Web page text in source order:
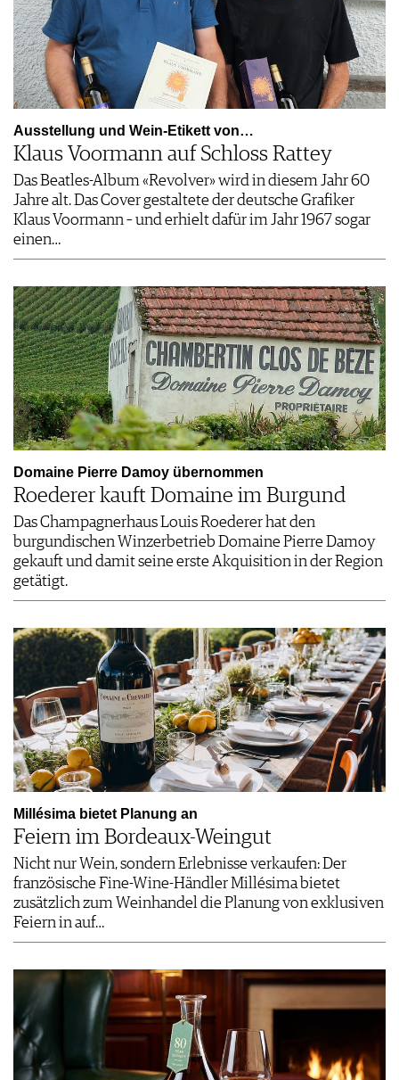
Ausstellung und Wein-Etikett von…
Klaus Voormann auf Schloss Rattey
Das Beatles-Album «Revolver» wird in diesem Jahr 60
Jahre alt. Das Cover gestaltete der deutsche Grafiker
Klaus Voormann – und erhielt dafür im Jahr 1967 sogar
einen…
Domaine Pierre Damoy übernommen
Roederer kauft Domaine im Burgund
Das Champagnerhaus Louis Roederer hat den
burgundischen Winzerbetrieb Domaine Pierre Damoy
gekauft und damit seine erste Akquisition in der Region
getätigt.
Millésima bietet Planung an
Feiern im Bordeaux-Weingut
Nicht nur Wein, sondern Erlebnisse verkaufen: Der
französische Fine-Wine-Händler Millésima bietet
zusätzlich zum Weinhandel die Planung von exklusiven
Feiern in auf…